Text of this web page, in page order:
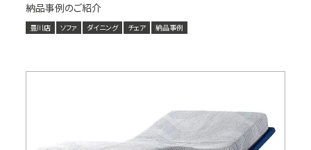
納品事例のご紹介
豊川店 ソファ ダイニング チェア 納品事例